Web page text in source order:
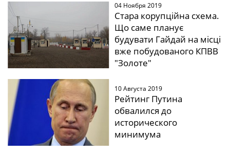
04 Ноября 2019
Стара корупційна схема.
Що саме планує
будувати Гайдай на місці
вже побудованого КПВВ
"Золоте"
10 Августа 2019
Рейтинг Путина
обвалился до
исторического
минимума